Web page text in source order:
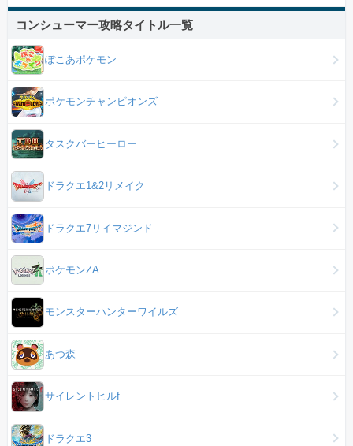
コンシューマー攻略タイトル一覧
ぽこあポケモン
ポケモンチャンピオンズ
タスクバーヒーロー
ドラクエ1&2リメイク
ドラクエ7リイマジンド
ポケモンZA
モンスターハンターワイルズ
あつ森
サイレントヒルf
ドラクエ3